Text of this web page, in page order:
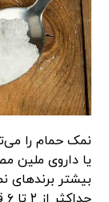
نمک حمام را
یا داروی ملین
بیشتر برندهای